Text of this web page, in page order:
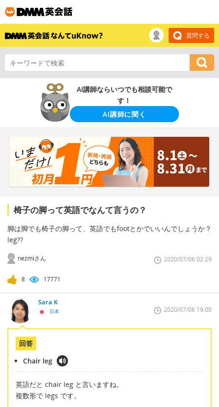
質問する
AI講師ならいつでも相談可能で
す！
AI講師に聞く
椅子の脚って英語でなんて言うの？
脚は脚でも椅子の脚って、英語でもfootとかでいいんでしょうか？
leg??
nezmiさん 2020/07/06 02:29
8 17771
Sara K
日本 2020/07/06 19:00
回答
Chair leg
英語だと chair leg と言いますね。
複数形で legs です。